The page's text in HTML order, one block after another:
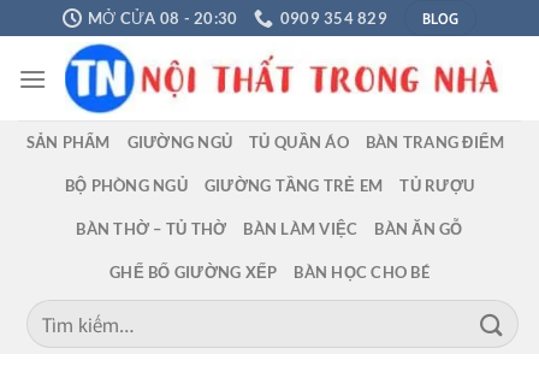
Chuyển
đến
nội
MỞ CỬA 08 - 20:30 0909 354 829 BLOG
SẢN PHẨM GIƯỜNG NGỦ TỦ QUẦN ÁO BÀN TRANG ĐIỂM
BỘ PHÒNG NGỦ GIƯỜNG TẦNG TRẺ EM TỦ RƯỢU
BÀN THỜ – TỦ THỜ BÀN LÀM VIỆC BÀN ĂN GỖ
GHẾ BỐ GIƯỜNG XẾP BÀN HỌC CHO BÉ
Tìm
kiếm: